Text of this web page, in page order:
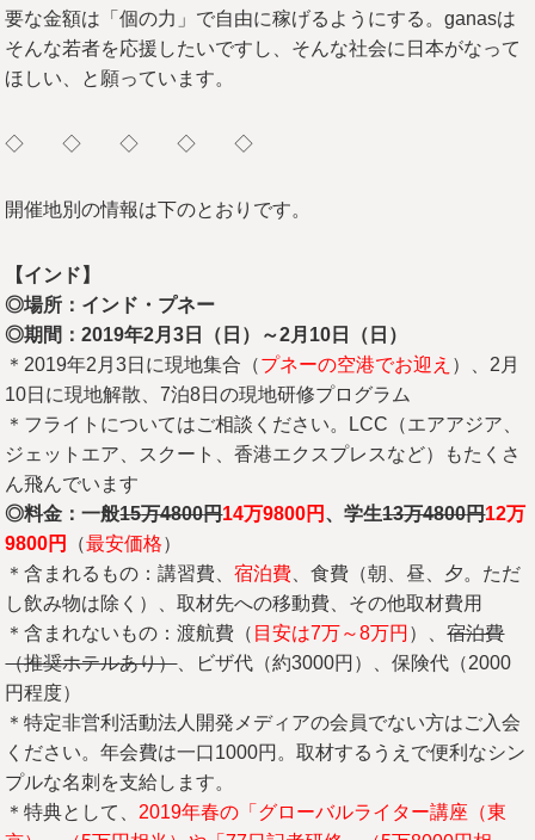
要な金額は「個の力」で自由に稼げるようにする。ganasは
そんな若者を応援したいですし、そんな社会に日本がなって
ほしい、と願っています。
◇ ◇ ◇ ◇ ◇
開催地別の情報は下のとおりです。
【インド】
◎場所：インド・プネー
◎期間：2019年2月3 日（日）～2月10 日（日）
＊2019年2月3日に現地集合（プネーの空港でお迎え ）、2月
10日に現地解散、7泊8日の現地研修プログラム
＊フライトについてはご相談ください。LCC（エアアジア、
ジェットエア、スクート、香港エクスプレスなど）もたくさ
ん飛んでいます
◎料金：一般15万4800円14万9800円 、学生13万4800円12万
9800円 （最安価格）
＊含まれるもの：講習費、宿泊費 、食費（朝、昼、夕。ただ
し飲み物は除く）、取材先への移動費、その他取材費用
＊含まれないもの：渡航費（ 目安は7万～8万円 ）、宿泊費
（推奨ホテルあり）、ビザ代（約3000円）、保険代（2000
円程度）
＊特定非営利活動法人開発メディアの会員でない方はご入会
ください。年会費は一口1000円。取材するうえで便利なシン
プルな名刺を支給します。
＊特典として、 2019年春の「グローバルライター講座（東